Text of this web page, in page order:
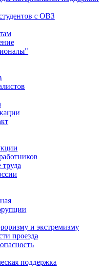
с ОВЗ
и экстремизму
проезда
поддержка